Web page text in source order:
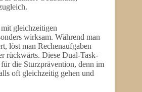
gleichzeitigen
wirksam. Während man
löst man Rechenaufgaben
rückwärts. Diese Dual-Task-
die Sturzprävention, denn im
oft gleichzeitig gehen und